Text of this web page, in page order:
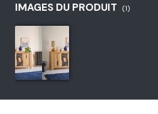
IMAGES DU PRODUIT (1)